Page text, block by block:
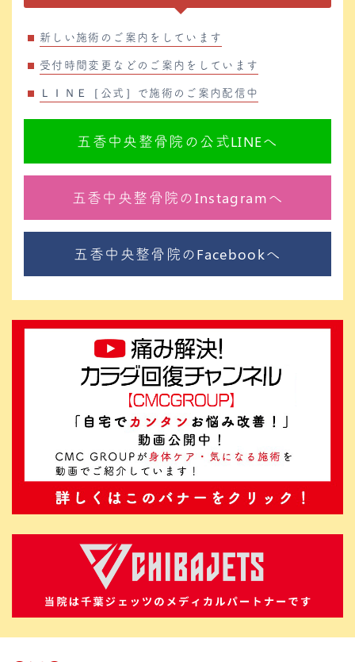
新しい施術のご案内をしています
受付時間変更などのご案内をしています
ＬＩＮＥ［公式］で施術のご案内配信中
五香中央整骨院の公式LINEへ
五香中央整骨院のInstagramへ
五香中央整骨院のFacebookへ